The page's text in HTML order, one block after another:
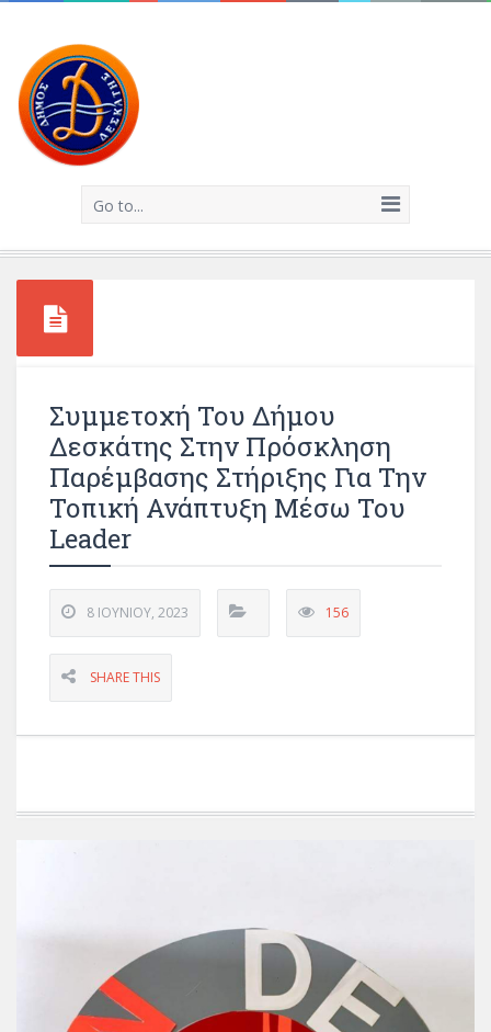
Go to...
Συμμετοχή Του Δήμου
Δεσκάτης Στην Πρόσκληση
Παρέμβασης Στήριξης Για Την
Τοπική Ανάπτυξη Μέσω Του
Leader
8 ΙΟΥΝΊΟΥ, 2023 156
SHARE THIS